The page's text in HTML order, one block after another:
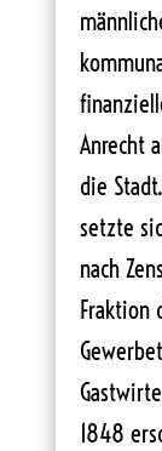
Anrecht
die
setzte
nach
Fraktion
1848